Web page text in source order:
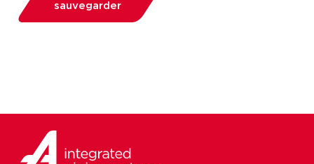
sauvegarder